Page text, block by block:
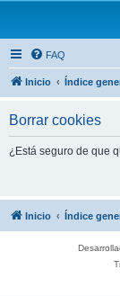
FAQ
Inicio Índice
Borrar cookies
¿Está seguro de que
Inicio Índice